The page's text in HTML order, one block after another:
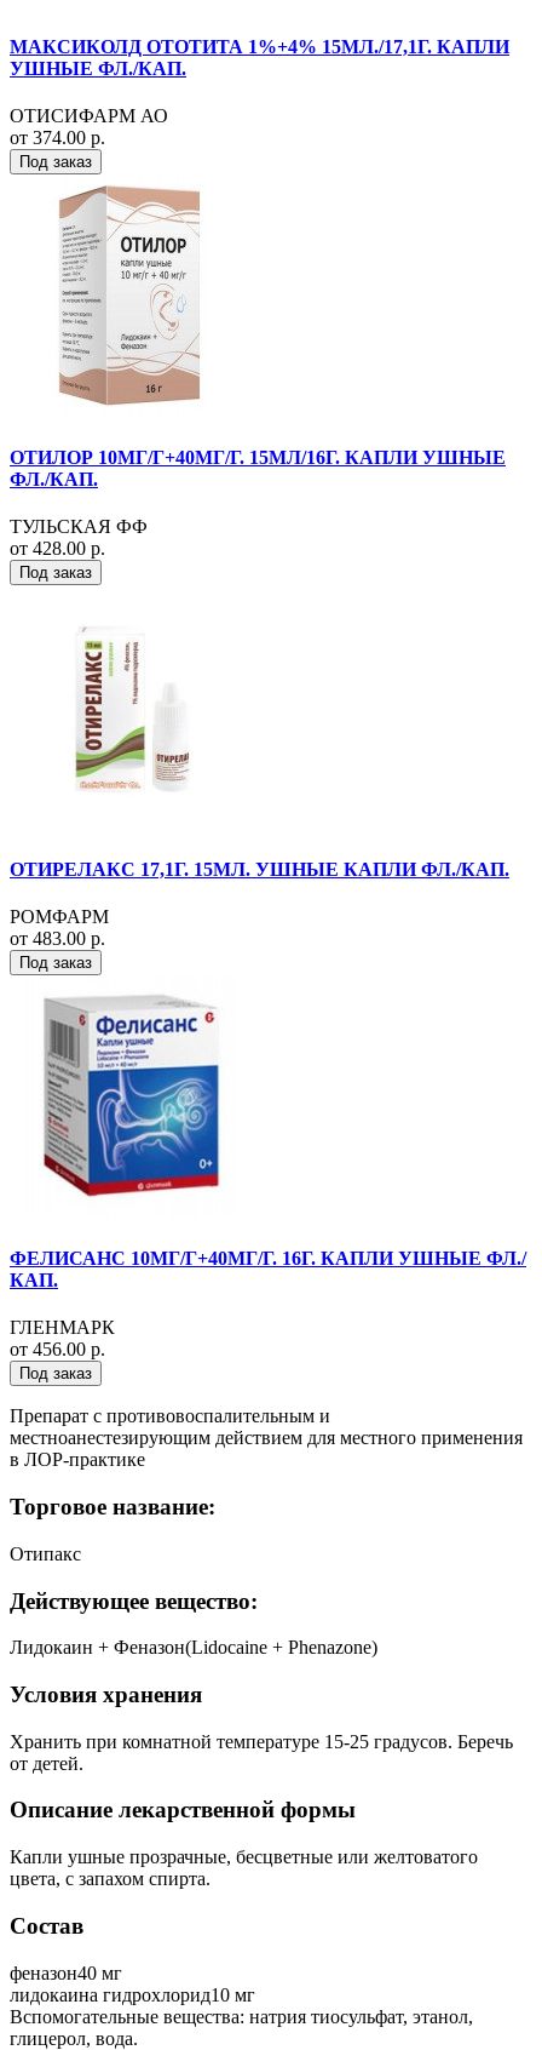
МАКСИКОЛД ОТОТИТА 1%+4% 15МЛ./17,1Г. КАПЛИ
УШНЫЕ ФЛ./КАП.
ОТИСИФАРМ АО
от 374.00 р.
Под заказ
ОТИЛОР 10МГ/Г+40МГ/Г. 15МЛ/16Г. КАПЛИ УШНЫЕ
ФЛ./КАП.
ТУЛЬСКАЯ ФФ
от 428.00 р.
Под заказ
ОТИРЕЛАКС 17,1Г. 15МЛ. УШНЫЕ КАПЛИ ФЛ./КАП.
РОМФАРМ
от 483.00 р.
Под заказ
ФЕЛИСАНС 10МГ/Г+40МГ/Г. 16Г. КАПЛИ УШНЫЕ ФЛ./
КАП.
ГЛЕНМАРК
от 456.00 р.
Под заказ
Препарат с противовоспалительным и
местноанестезирующим действием для местного применения
в ЛОР-практике
Торговое название:
Отипакс
Действующее вещество:
Лидокаин + Феназон(Lidocaine + Phenazone)
Условия хранения
Хранить при комнатной температуре 15-25 градусов. Беречь
от детей.
Описание лекарственной формы
Капли ушные прозрачные, бесцветные или желтоватого
цвета, с запахом спирта.
Состав
феназон40 мг
лидокаина гидрохлорид10 мг
Вспомогательные вещества: натрия тиосульфат, этанол,
глицерол, вода.